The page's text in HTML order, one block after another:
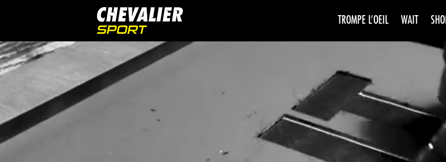
TROMPE L’OEIL WAIT